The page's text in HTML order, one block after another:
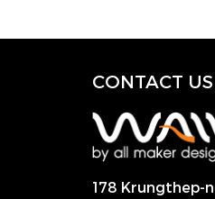
CONTACT US
178 Krungthep-